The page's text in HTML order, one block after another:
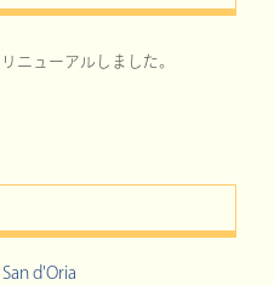
ニューアルしました。
d'Oria